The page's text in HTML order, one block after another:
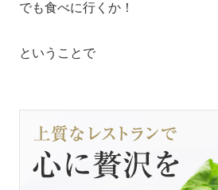
でも食べに行くか！
ということで